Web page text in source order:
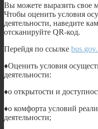
Вы можете выразить свое
Чтобы оценить условия
деятельности, наведите
отсканируйте QR-код.
Перейдя по ссылке
♦️Оценить условия
деятельности:
♦️o открытости и
♦️o комфорта условий
деятельности;